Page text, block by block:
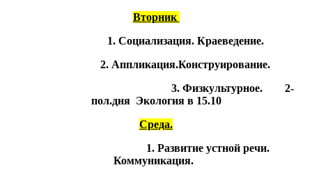
Вторник
1. Социализация. Краеведение.
2. Аппликация.Конструирование.
3. Физкультурное. 2-
пол.дня Экология в 15.10
Среда.
1. Развитие устной речи.
Коммуникация.